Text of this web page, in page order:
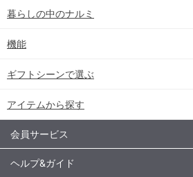
暮らしの中のナルミ
機能
ギフトシーンで選ぶ
アイテムから探す
会員サービス
ヘルプ&ガイド